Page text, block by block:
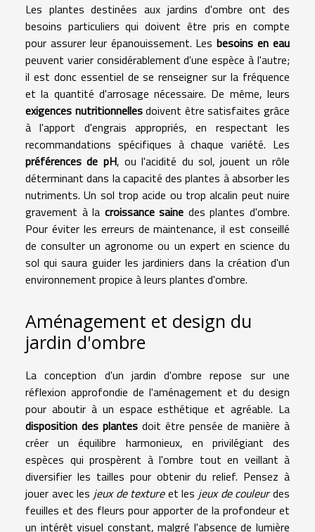
Les plantes destinées aux jardins d'ombre ont des
besoins particuliers qui doivent être pris en compte
pour assurer leur épanouissement. Lesbesoins en eau
peuvent varier considérablement d'une espèce à l'autre;
il est donc essentiel de se renseigner sur la fréquence
et la quantité d'arrosage nécessaire. De même, leurs
exigences nutritionnellesdoivent être satisfaites grâce
à l'apport d'engrais appropriés, en respectant les
recommandations spécifiques à chaque variété. Les
préférences de pH, ou l'acidité du sol, jouent un rôle
déterminant dans la capacité des plantes à absorber les
nutriments. Un sol trop acide ou trop alcalin peut nuire
gravement à la croissance saine des plantes d'ombre.
Pour éviter les erreurs de maintenance, il est conseillé
de consulter un agronome ou un expert en science du
sol qui saura guider les jardiniers dans la création d'un
environnement propice à leurs plantes d'ombre.
Aménagement et design du
jardin d'ombre
La conception d'un jardin d'ombre repose sur une
réflexion approfondie de l'aménagement et du design
pour aboutir à un espace esthétique et agréable. La
disposition des plantes doit être pensée de manière à
créer un équilibre harmonieux, en privilégiant des
espèces qui prospèrent à l'ombre tout en veillant à
diversifier les tailles pour obtenir du relief. Pensez à
jouer avec les jeux de textureet les jeux de couleurdes
feuilles et des fleurs pour apporter de la profondeur et
un intérêt visuel constant, malgré l'absence de lumière